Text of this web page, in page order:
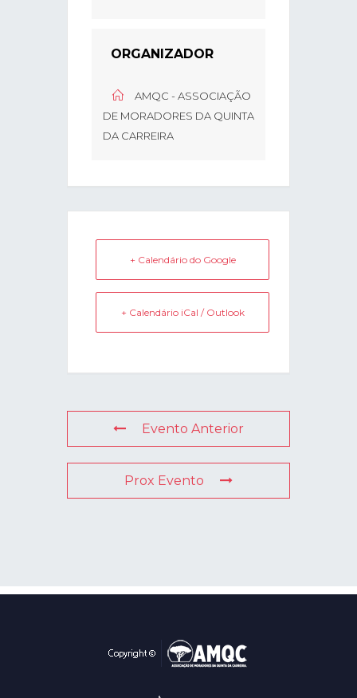
ORGANIZADOR
AMQC - ASSOCIAÇÃO
DE MORADORES DA QUINTA
DA CARREIRA
+ Calendário do Google
+ Calendário iCal / Outlook
Evento Anterior
Prox Evento